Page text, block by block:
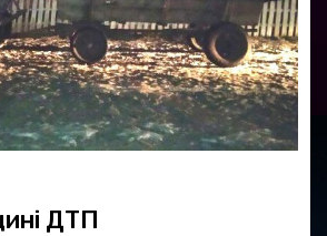
автомобілі,
та техніку з
передали для
ЗСУ
отримати
ДТП